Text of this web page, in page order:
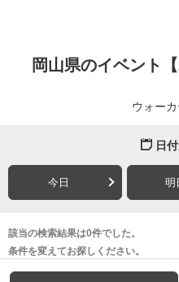
岡山県のイベント
ウォー
日
今日 明
該当の検索結果は0件でした。
条件を変えてお探しください。